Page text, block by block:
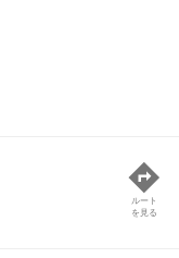
ルート
を見る